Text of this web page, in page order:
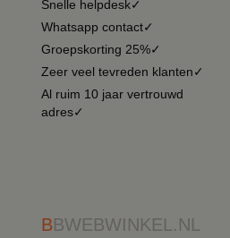
Snelle helpdesk✓
Whatsapp contact✓
Groepskorting 25%✓
Zeer veel tevreden klanten✓
Al ruim 10 jaar vertrouwd
adres✓
BBWEBWINKEL.NL